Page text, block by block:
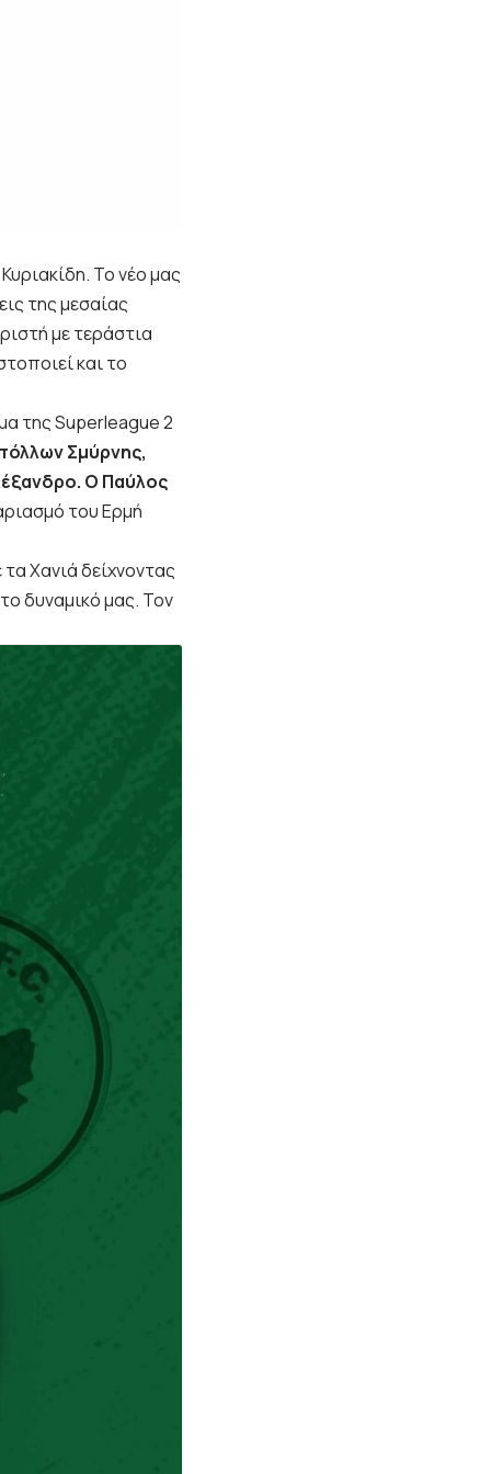
Το νέο μας
της μεσαίας
με τεράστια
και το
της Superleague 2
Σμύρνης,
Ο Παύλος
του Ερμή
Χανιά δείχνοντας
δυναμικό μας. Τον